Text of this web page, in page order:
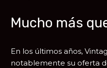
Mucho más
En los últimos años,
notablemente su oferta